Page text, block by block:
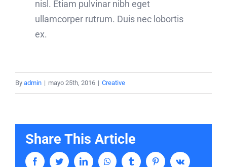
nisl. Etiam pulvinar nibh eget
ullamcorper rutrum. Duis nec lobortis
ex.
By admin | mayo 25th, 2016 | Creative
Share This Article
FacebookTwitterLinkedInWhatsappTumblr PinterestVk